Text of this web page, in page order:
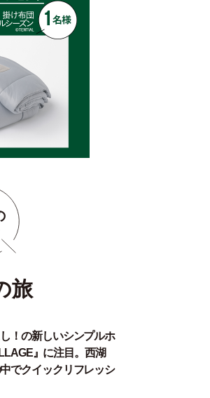
旅
！の新しいシンプルホ
』に注目。西湖
でクイックリフレッシ